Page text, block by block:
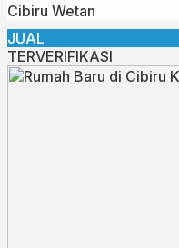
Cibiru Wetan
JUAL
TERVERIFIKASI